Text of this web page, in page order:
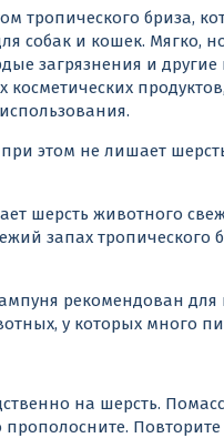
тропического бриза,
собак и кошек. Мягко,
загрязнения и другие
косметических
этом не лишает
шерсть животного
запах тропического
рекомендован для
у которых много
на шерсть.
Повторите